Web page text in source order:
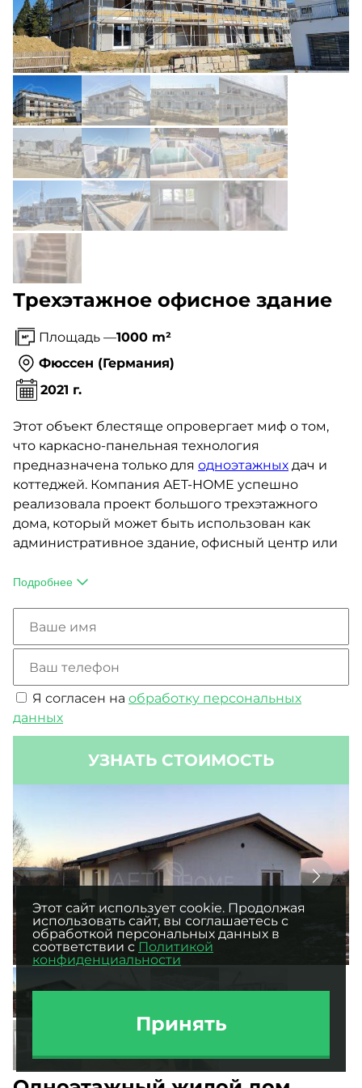
Трехэтажное офисное здание
Площадь —1000 m²
Фюссен (Германия)
2021 г.
Этот объект блестяще опровергает миф о том,
что каркасно-панельная технология
предназначена только для одноэтажных дач и
коттеджей. Компания AET-HOME успешно
реализовала проект большого трехэтажного
дома, который может быть использован как
административное здание, офисный центр или
используемые нами строительные материалы
Для несущий каркас собран из струганного
стен служит каменная вата, а стены отделаны
минеральной штукатуркой.
Подробнее
Я согласен на обработку персональных
данных
Этот сайт использует cookie. Продолжая
использовать сайт, вы соглашаетесь с
обработкой персональных данных в
соответствии с Политикой
конфиденциальности
Принять